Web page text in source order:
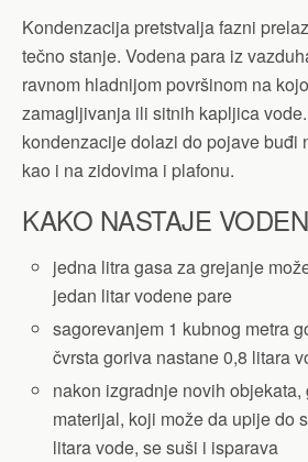
Kondenzacija pretstvalja fazni
tečno stanje. Vodena para iz
ravnom hladnijom površinom na
zamagljivanja ili sitnih kapljica
kondenzacije dolazi do pojave buđi
kao i na zidovima i plafonu.
KAKO NASTAJE
jedna litra gasa za grejanje
jedan litar vodene pare
sagorevanjem 1 kubnog metra
čvrsta goriva nastane 0,8 litara
nakon izgradnje novih objekata,
materijal, koji može da upije do
litara vode, se suši i isparava